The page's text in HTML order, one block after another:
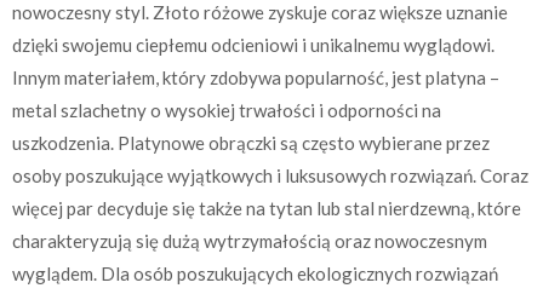
nowoczesny styl. Złoto różowe zyskuje coraz większe uznanie
dzięki swojemu ciepłemu odcieniowi i unikalnemu wyglądowi.
Innym materiałem, który zdobywa popularność, jest platyna –
metal szlachetny o wysokiej trwałości i odporności na
uszkodzenia. Platynowe obrączki są często wybierane przez
osoby poszukujące wyjątkowych i luksusowych rozwiązań. Coraz
więcej par decyduje się także na tytan lub stal nierdzewną, które
charakteryzują się dużą wytrzymałością oraz nowoczesnym
wyglądem. Dla osób poszukujących ekologicznych rozwiązań